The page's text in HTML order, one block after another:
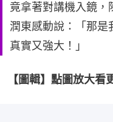
竟拿著對講機入鏡，
潤東感動說：「那是
真實又強大！」
【圖輯】點圖放大看